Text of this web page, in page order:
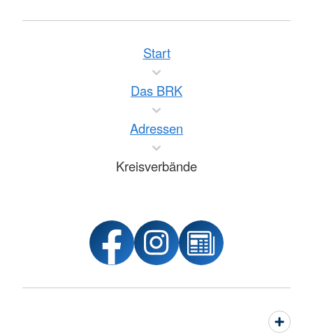
Start
Das BRK
Adressen
Kreisverbände